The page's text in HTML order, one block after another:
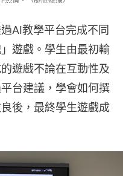
AI教學平台完成不同
遊戲。學生由最初輸
遊戲不論在互動性及
台建議，學會如何撰
後，最終學生遊戲成